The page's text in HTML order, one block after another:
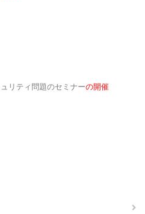
リティ問題のセミナーの開催